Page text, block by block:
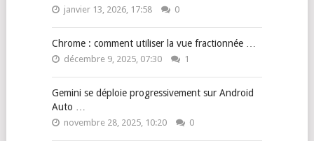
janvier 13, 2026, 17:58 0
Chrome : comment utiliser la vue fractionnée …
décembre 9, 2025, 07:30 1
Gemini se déploie progressivement sur Android
Auto …
novembre 28, 2025, 10:20 0